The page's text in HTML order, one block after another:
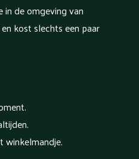
in de omgeving van
kost slechts een paar
winkelmandje.